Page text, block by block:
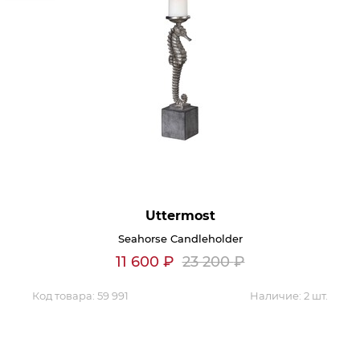
Uttermost
Seahorse Candleholder
11 600 ₽ 23 200₽
Код товара: 59 991 Наличие: 2 шт.